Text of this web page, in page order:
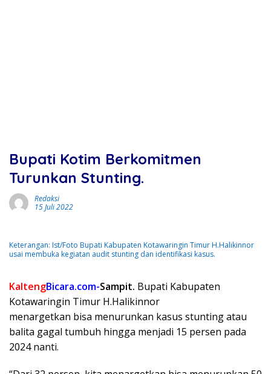
Bupati Kotim Berkomitmen
Turunkan Stunting.
Redaksi
15 Juli 2022
Keterangan: Ist/Foto Bupati Kabupaten Kotawaringin Timur H.Halikinnor
usai membuka kegiatan audit stunting dan identifikasi kasus.
KaltengBicara.com-Sampit. Bupati Kabupaten
Kotawaringin Timur H.Halikinnor
menargetkan bisa menurunkan kasus stunting atau
balita gagal tumbuh hingga menjadi 15 persen pada
2024 nanti.